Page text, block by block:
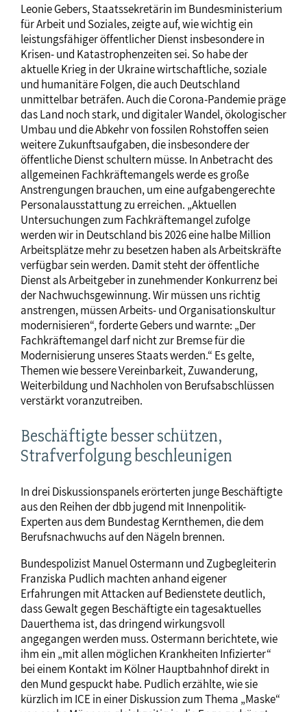
Leonie Gebers, Staatssekretärin im Bundesministerium
für Arbeit und Soziales, zeigte auf, wie wichtig ein
leistungsfähiger öffentlicher Dienst insbesondere in
Krisen- und Katastrophenzeiten sei. So habe der
aktuelle Krieg in der Ukraine wirtschaftliche, soziale
und humanitäre Folgen, die auch Deutschland
unmittelbar beträfen. Auch die Corona-Pandemie präge
das Land noch stark, und digitaler Wandel, ökologischer
Umbau und die Abkehr von fossilen Rohstoffen seien
weitere Zukunftsaufgaben, die insbesondere der
öffentliche Dienst schultern müsse. In Anbetracht des
allgemeinen Fachkräftemangels werde es große
Anstrengungen brauchen, um eine aufgabengerechte
Personalausstattung zu erreichen. „Aktuellen
Untersuchungen zum Fachkräftemangel zufolge
werden wir in Deutschland bis 2026 eine halbe Million
Arbeitsplätze mehr zu besetzen haben als Arbeitskräfte
verfügbar sein werden. Damit steht der öffentliche
Dienst als Arbeitgeber in zunehmender Konkurrenz bei
der Nachwuchsgewinnung. Wir müssen uns richtig
anstrengen, müssen Arbeits- und Organisationskultur
modernisieren“, forderte Gebers und warnte: „Der
Fachkräftemangel darf nicht zur Bremse für die
Modernisierung unseres Staats werden.“ Es gelte,
Themen wie bessere Vereinbarkeit, Zuwanderung,
Weiterbildung und Nachholen von Berufsabschlüssen
verstärkt voranzutreiben.
Beschäftigte besser schützen,
Strafverfolgung beschleunigen
In drei Diskussionspanels erörterten junge Beschäftigte
aus den Reihen der dbb jugend mit Innenpolitik-
Experten aus dem Bundestag Kernthemen, die dem
Berufsnachwuchs auf den Nägeln brennen.
Bundespolizist Manuel Ostermann und Zugbegleiterin
Franziska Pudlich machten anhand eigener
Erfahrungen mit Attacken auf Bedienstete deutlich,
dass Gewalt gegen Beschäftigte ein tagesaktuelles
Dauerthema ist, das dringend wirkungsvoll
angegangen werden muss. Ostermann berichtete, wie
ihm ein „mit allen möglichen Krankheiten Infizierter“
bei einem Kontakt im Kölner Hauptbahnhof direkt in
den Mund gespuckt habe. Pudlich erzählte, wie sie
kürzlich im ICE in einer Diskussion zum Thema „Maske“